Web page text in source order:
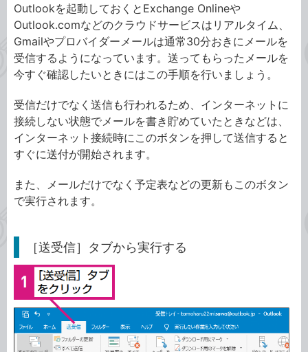
Outlookを起動しておくとExchange Onlineや
Outlook.comなどのクラウドサービスはリアルタイム、
Gmailやプロバイダーメールは通常30分おきにメールを
受信するようになっています。送ってもらったメールを
今すぐ確認したいときにはこの手順を行いましょう。
受信だけでなく送信も行われるため、インターネットに
接続しない状態でメールを書き貯めていたときなどは、
インターネット接続時にこのボタンを押して送信すると
すぐに送付が開始されます。
また、メールだけでなく予定表などの更新もこのボタン
で実行されます。
［送受信］タブから実行する